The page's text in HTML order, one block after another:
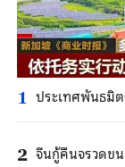
1 ประเทศพันธมิต
2 จีนกู้คืนจรวดข